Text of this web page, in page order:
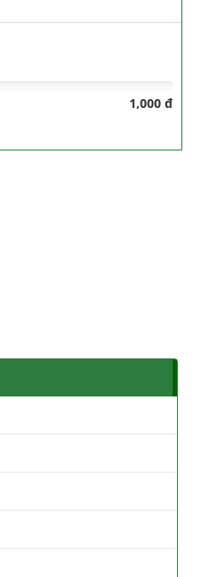
1,000 đ